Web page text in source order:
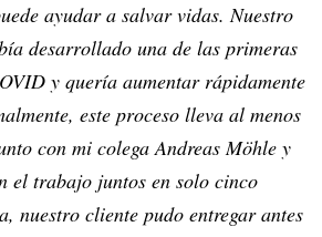
ayudar a salvar vidas. Nuestro
desarrollado una de las primeras
y quería aumentar rápidamente
este proceso lleva al menos
con mi colega Andreas Möhle y
el trabajo juntos en solo cinco
nuestro cliente pudo entregar antes